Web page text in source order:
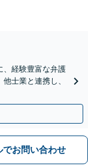
、経験豊富な弁護
士業と連携し、
でお問い合わせ